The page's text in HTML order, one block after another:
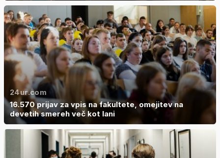
24ur.com
16.570 prijav za vpis na fakultete, omejitev na
devetih smereh več kot lani